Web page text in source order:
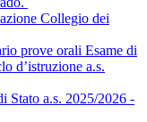
Collegio dei
prove orali Esame di
d’istruzione a.s.
Stato a.s. 2025/2026 -